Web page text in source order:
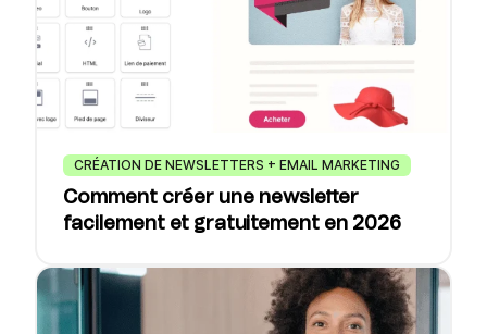
CRÉATION DE NEWSLETTERS + EMAIL MARKETING
Comment créer une newsletter
facilement et gratuitement en 2026